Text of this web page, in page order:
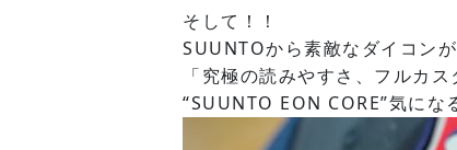
そして！！
SUUNTOから素敵なダイコンが
「究極の読みやすさ、フルカス
“SUUNTO EON CORE”気にな